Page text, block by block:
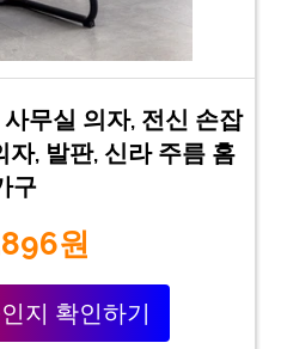
무실 의자, 전신 손잡
자, 발판, 신라 주름 홈
구
원
지 확인하기